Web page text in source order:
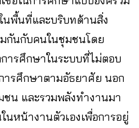
พื้นที่และบริบทด้านสิ่ง
กันกับคนในชุมชนโดย
ารศึกษาในระบบที่ไม่ตอบ
ารศึกษาตามอัธยาศัย นอก
น และรวมพลังทำงานมา
นหน้างานตัวเองเพื่อการอยู่